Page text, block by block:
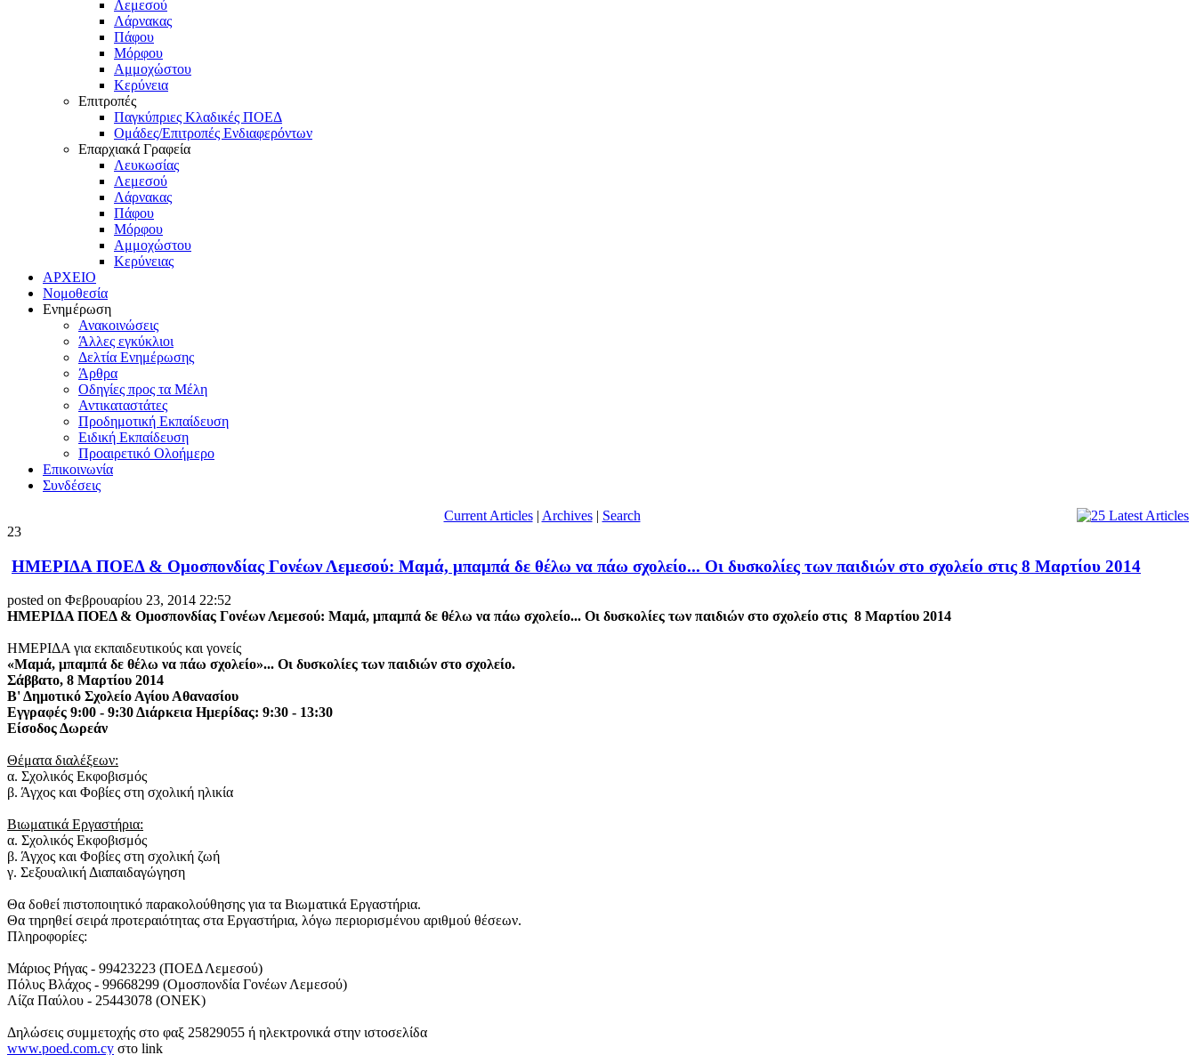
Λεμεσού
Λάρνακας
Πάφου
Μόρφου
Αμμοχώστου
Κερύνεια
Επιτροπές
Παγκύπριες Κλαδικές ΠΟΕΔ
Ομάδες/Επιτροπές Ενδιαφερόντων
Επαρχιακά Γραφεία
Λευκωσίας
Λεμεσού
Λάρνακας
Πάφου
Μόρφου
Αμμοχώστου
Κερύνειας
ΑΡΧΕΙΟ
Νομοθεσία
Ενημέρωση
Ανακοινώσεις
Άλλες εγκύκλιοι
Δελτία Ενημέρωσης
Άρθρα
Οδηγίες προς τα Μέλη
Αντικαταστάτες
Προδημοτική Εκπαίδευση
Ειδική Εκπαίδευση
Προαιρετικό Ολοήμερο
Επικοινωνία
Συνδέσεις
Current Articles| Archives| Search
23
ΗΜΕΡΙΔΑ ΠΟΕΔ & Ομοσπονδίας Γονέων Λεμεσού: Μαμά, μπαμπά δε θέλω να πάω σχολείο... Οι δυσκολίες των παιδιών στο σχολείο στις 8 Μαρτίου 2014
posted on Φεβρουαρίου 23, 2014 22:52
ΗΜΕΡΙΔΑ ΠΟΕΔ & Ομοσπονδίας Γονέων Λεμεσού: Μαμά, μπαμπά δε θέλω να πάω σχολείο... Οι δυσκολίες των παιδιών στο σχολείο στις 8 Μαρτίου 2014
ΗΜΕΡΙΔΑ για εκπαιδευτικούς και γονείς
«Μαμά, μπαμπά δε θέλω να πάω σχολείο»... Οι δυσκολίες των παιδιών στο σχολείο.
Σάββατο, 8 Μαρτίου 2014
Β' Δημοτικό Σχολείο Αγίου Αθανασίου
Εγγραφές 9:00 - 9:30 Διάρκεια Ημερίδας: 9:30 - 13:30
Είσοδος Δωρεάν
Θέματα διαλέξεων:
α. Σχολικός Εκφοβισμός
β. Άγχος και Φοβίες στη σχολική ηλικία
Βιωματικά Εργαστήρια:
α. Σχολικός Εκφοβισμός
β. Άγχος και Φοβίες στη σχολική ζωή
γ. Σεξουαλική Διαπαιδαγώγηση
Θα δοθεί πιστοποιητικό παρακολούθησης για τα Βιωματικά Εργαστήρια.
Θα τηρηθεί σειρά προτεραιότητας στα Εργαστήρια, λόγω περιορισμένου αριθμού θέσεων.
Πληροφορίες:
Μάριος Ρήγας - 99423223 (ΠΟΕΔ Λεμεσού)
Πόλυς Βλάχος - 99668299 (Ομοσπονδία Γονέων Λεμεσού)
Λίζα Παύλου - 25443078 (ΟΝΕΚ)
Δηλώσεις συμμετοχής στο φαξ 25829055 ή ηλεκτρονικά στην ιστοσελίδα
www.poed.com.cy στο link